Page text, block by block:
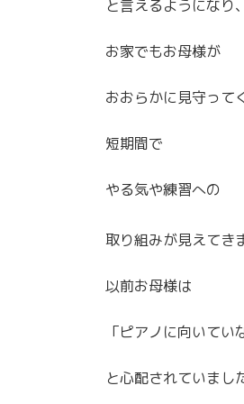
と言えるようになり、
お家でもお母様が
おおらかに見守って
短期間で
やる気や練習への
取り組みが見えてき
以前お母様は
「ピアノに向いてい
と心配されていまし